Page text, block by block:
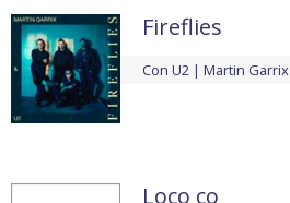
Fireflies
Con U2 Martin Garrix
Loco co